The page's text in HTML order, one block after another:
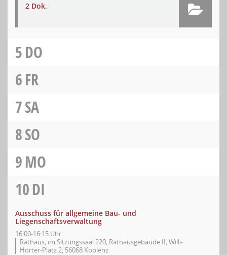
2 Dok.
5DO
6FR
7SA
8SO
9MO
10DI
Ausschuss für allgemeine Bau- und
Liegenschaftsverwaltung
16:00-16:15 Uhr
Rathaus, im Sitzungssaal 220, Rathausgebäude II, Willi-
Hörter-Platz 2, 56068 Koblenz